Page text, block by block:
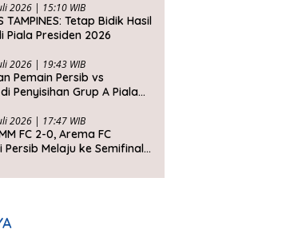
2026 | 15:10 WIB
TAMPINES: Tetap Bidik Hasil
Piala Presiden 2026
2026 | 19:43 WIB
Pemain Persib vs
Penyisihan Grup A Piala
2026 | 17:47 WIB
FC 2-0, Arema FC
Persib Melaju ke Semifinal